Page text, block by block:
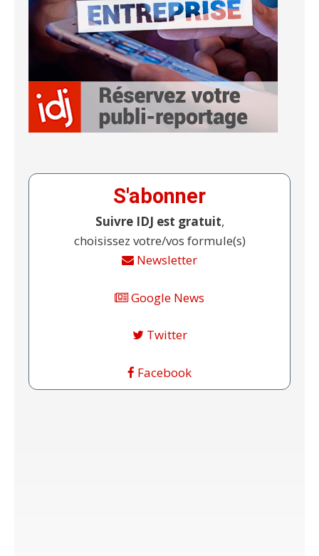
S'abonner
Suivre IDJ est gratuit,
choisissez votre/vos formule(s)
Newsletter
Google News
Twitter
Facebook